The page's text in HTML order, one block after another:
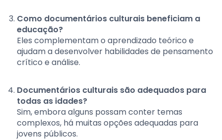
Como documentários culturais beneficiam a
educação?
Eles complementam o aprendizado teórico e
ajudam a desenvolver habilidades de pensamento
crítico e análise.
Documentários culturais são adequados para
todas as idades?
Sim, embora alguns possam conter temas
complexos, há muitas opções adequadas para
jovens públicos.